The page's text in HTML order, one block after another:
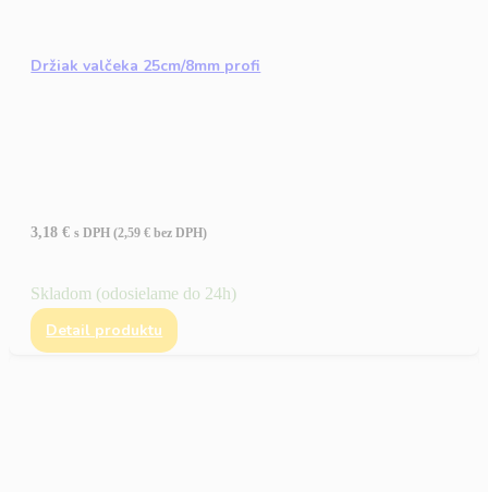
Držiak valčeka 25cm/8mm profi
3,18€ s DPH (2,59€ bez DPH)
Skladom (odosielame do 24h)
Detail produktu